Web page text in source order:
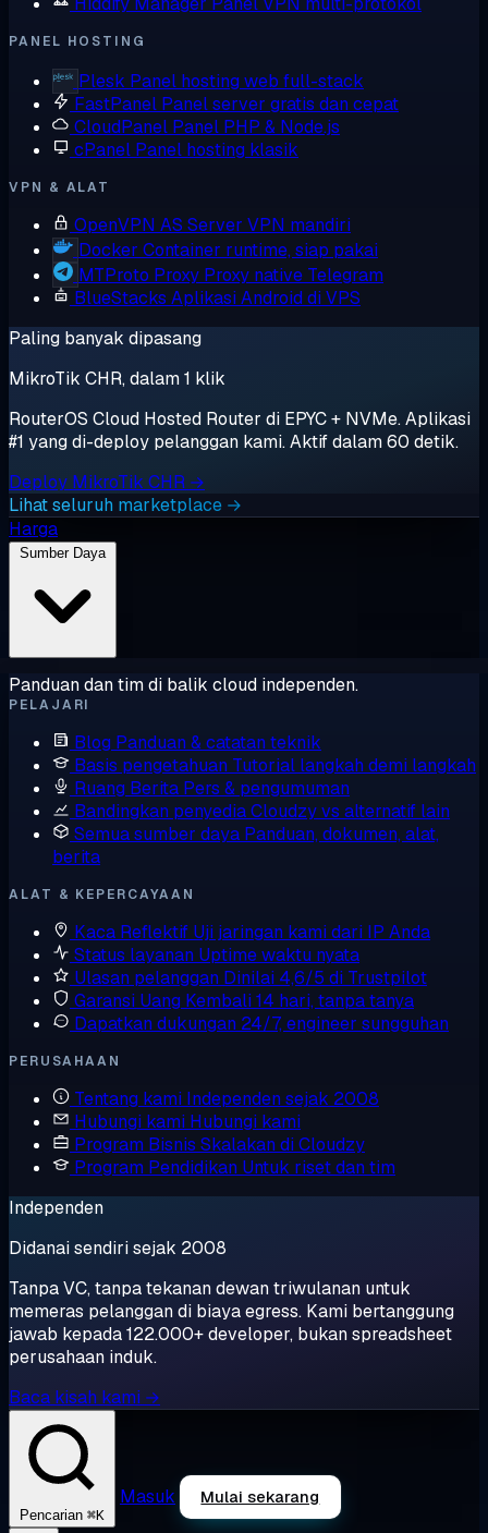
PANEL HOSTING
Plesk Panel hosting web full-stack
FastPanel Panel server gratis dan cepat
CloudPanel Panel PHP & Node.js
cPanel Panel hosting klasik
VPN & ALAT
OpenVPN AS Server VPN mandiri
Docker Container runtime, siap pakai
MTProto Proxy Proxy native Telegram
BlueStacks Aplikasi Android di VPS
Paling banyak dipasang
MikroTik CHR, dalam 1 klik
RouterOS Cloud Hosted Router di EPYC + NVMe. Aplikasi
#1 yang di-deploy pelanggan kami. Aktif dalam 60 detik.
Deploy MikroTik CHR →
Lihat seluruh marketplace →
Harga
Sumber Daya
Panduan dan tim di balik cloud independen.
PELAJARI
Blog Panduan & catatan teknik
Basis pengetahuan Tutorial langkah demi langkah
Ruang Berita Pers & pengumuman
Bandingkan penyediaCloudzy vs alternatif lain
Semua sumber daya Panduan, dokumen, alat,
berita
ALAT & KEPERCAYAAN
Kaca Reflektif Uji jaringan kami dari IP Anda
Status layanan Uptime waktu nyata
Ulasan pelanggan Dinilai 4,6/5 di Trustpilot
Garansi Uang Kembali 14 hari, tanpa tanya
Dapatkan dukungan 24/7, engineer sungguhan
PERUSAHAAN
Tentang kami Independen sejak 2008
Hubungi kami Hubungi kami
Program Bisnis Skalakan di Cloudzy
Program Pendidikan Untuk riset dan tim
Independen
Didanai sendiri sejak 2008
Tanpa VC, tanpa tekanan dewan triwulanan untuk
memeras pelanggan di biaya egress. Kami bertanggung
jawab kepada 122.000+ developer, bukan spreadsheet
perusahaan induk.
Baca kisah kami →
Pencarian ⌘K
Masuk Mulai sekarang